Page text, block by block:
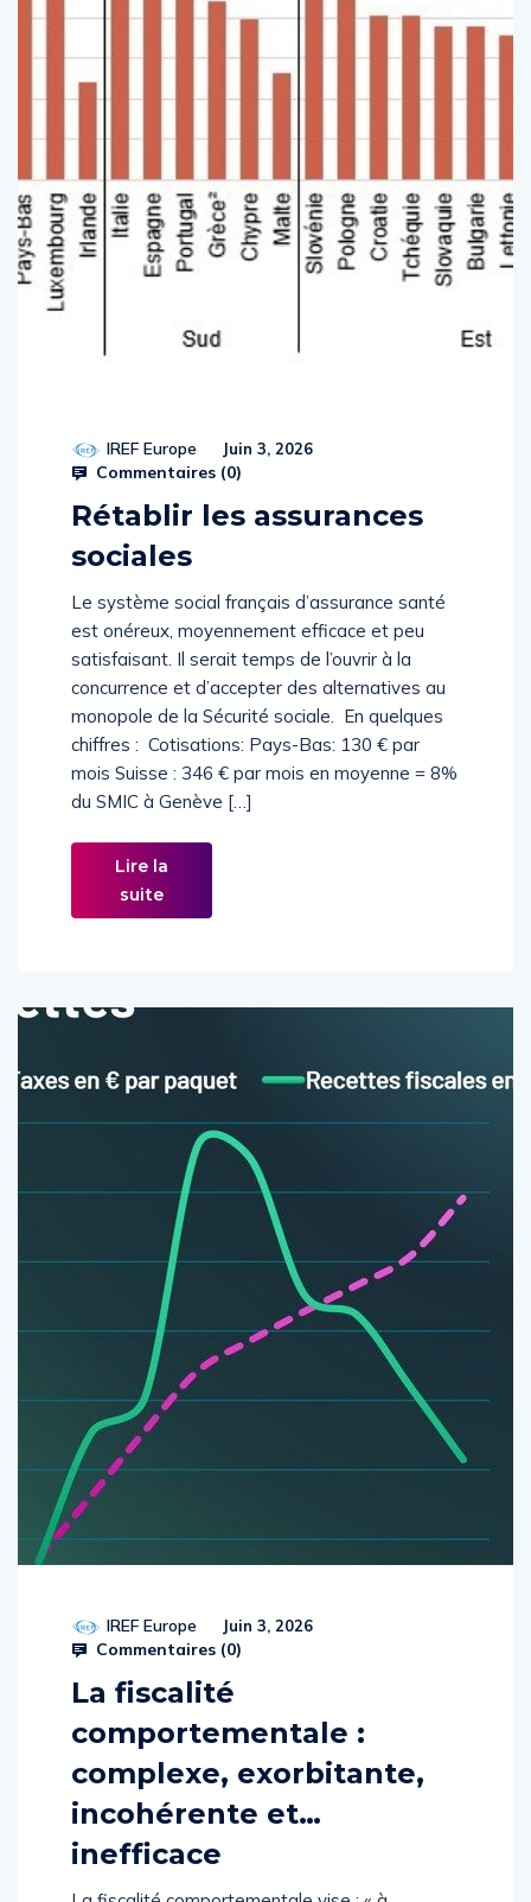
IREF Europe Juin 3, 2026
Rétablir les assurances
Le système social français d’assurance santé
est onéreux, moyennement efficace et peu
satisfaisant. Il serait temps de l’ouvrir à la
concurrence et d’accepter des alternatives au
monopole de la Sécurité sociale. En quelques
chiffres : Cotisations: Pays-Bas: 130 € par
mois Suisse : 346 € par mois en moyenne = 8%
Lire la
suite
IREF Europe Juin 3, 2026
La fiscalité
comportementale :
complexe, exorbitante,
incohérente et…